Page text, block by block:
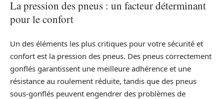
La pression des pneus : un facteur déterminant
pour le confort
Un des éléments les plus critiques pour votre sécurité et
confort est la pression des pneus. Des pneus correctement
gonflés garantissent une meilleure adhérence et une
résistance au roulement réduite, tandis que des pneus
sous-gonflés peuvent engendrer des problèmes de